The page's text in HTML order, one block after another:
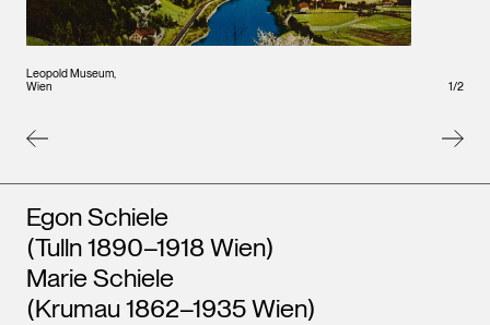
Leopold Museum,
Wien
Wien
1/2
Künstler*innen
Egon Schiele
(Tulln 1890–1918 Wien)
Marie Schiele
(Krumau 1862–1935 Wien)